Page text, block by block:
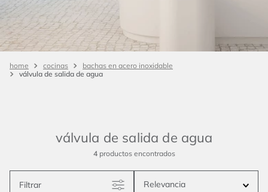
cocinas
bachas en acero inoxidable
válvula de salida de agua
válvula de salida de agua
4 productos
Filtrar Relevancia